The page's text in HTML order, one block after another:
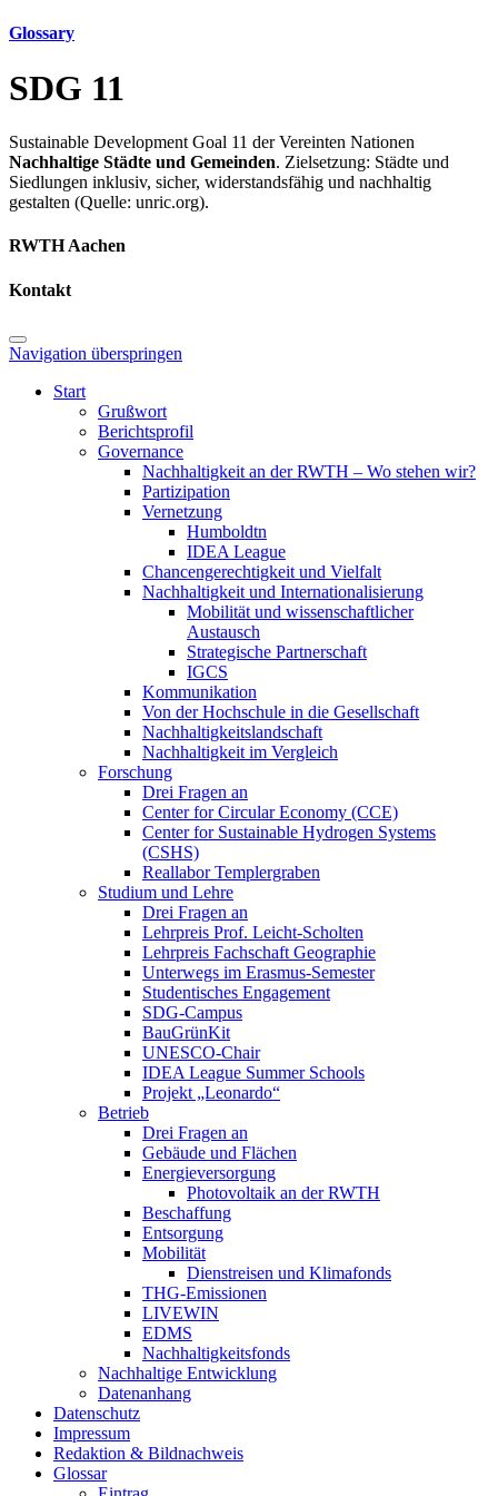
Glossary
SDG 11
Sustainable Development Goal 11 der Vereinten Nationen
Nachhaltige Städte und Gemeinden. Zielsetzung: Städte und
Siedlungen inklusiv, sicher, widerstandsfähig und nachhaltig
gestalten (Quelle: unric.org).
RWTH Aachen
Kontakt
Navigation überspringen
Start
Grußwort
Berichtsprofil
Governance
Nachhaltigkeit an der RWTH – Wo stehen wir?
Partizipation
Vernetzung
Humboldtn
IDEA League
Chancengerechtigkeit und Vielfalt
Nachhaltigkeit und Internationalisierung
Mobilität und wissenschaftlicher
Austausch
Strategische Partnerschaft
IGCS
Kommunikation
Von der Hochschule in die Gesellschaft
Nachhaltigkeitslandschaft
Nachhaltigkeit im Vergleich
Forschung
Drei Fragen an
Center for Circular Economy (CCE)
Center for Sustainable Hydrogen Systems
(CSHS)
Reallabor Templergraben
Studium und Lehre
Drei Fragen an
Lehrpreis Prof. Leicht-Scholten
Lehrpreis Fachschaft Geographie
Unterwegs im Erasmus-Semester
Studentisches Engagement
SDG-Campus
BauGrünKit
UNESCO-Chair
IDEA League Summer Schools
Projekt „Leonardo“
Betrieb
Drei Fragen an
Gebäude und Flächen
Energieversorgung
Photovoltaik an der RWTH
Beschaffung
Entsorgung
Mobilität
Dienstreisen und Klimafonds
THG-Emissionen
LIVEWIN
EDMS
Nachhaltigkeitsfonds
Nachhaltige Entwicklung
Datenanhang
Datenschutz
Impressum
Redaktion & Bildnachweis
Glossar